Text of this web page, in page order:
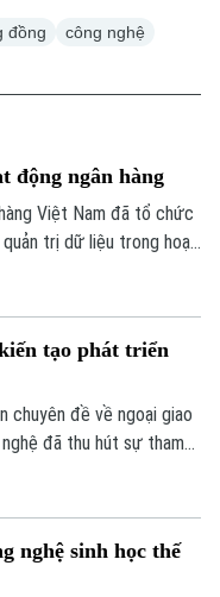
đồng
công nghệ
động ngân hàng
Việt Nam đã tổ chức
quản trị dữ liệu trong hoạt
Fintech.
tạo phát triển
chuyên đề về ngoại giao
đã thu hút sự tham
trong những động lực
nghệ sinh học thế